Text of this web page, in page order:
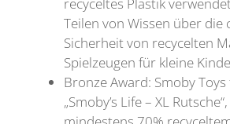
Teilen von Wissen über die
Sicherheit von recycelten
Spielzeugen für kleine
Bronze Award: Smoby
„Smoby’s Life – XL